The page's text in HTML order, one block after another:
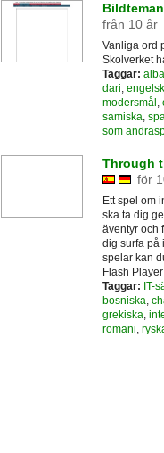
från 10 år
Vanliga ord
Skolverket
Taggar:
dari,
modersmål ,
samiska,
som
Through
för
Ett spel om
ska ta dig
äventyr och
dig surfa på
spelar kan
Flash
Taggar: IT-
bosniska,
grekiska,
romani,